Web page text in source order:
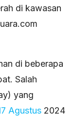
di kawasan
di beberapa
Salah
yang
Agustus 2024